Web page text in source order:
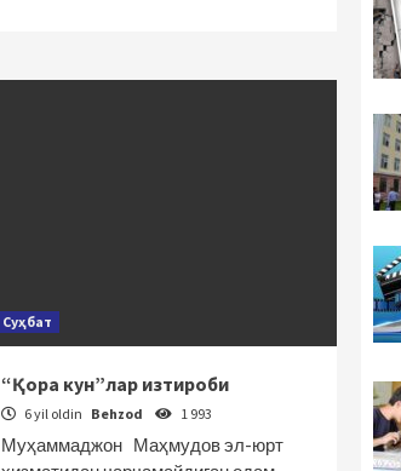
Суҳбат
“Қора кун”лар изтироби
6 yil oldin Behzod 1 993
Муҳаммаджон Маҳмудов эл-юрт